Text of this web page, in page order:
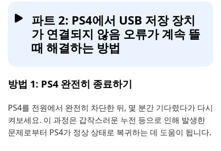
파트 2: PS4에서 USB 저장 장치
가 연결되지 않음 오류가 계속 뜰
때 해결하는 방법
방법 1: PS4 완전히 종료하기
PS4를 전원에서 완전히 차단한 뒤, 몇 분간 기다렸다가 다시
켜보세요. 이 과정은 갑작스러운 누전 등으로 인해 발생한
문제로부터 PS4가 정상 상태로 복귀하는 데 도움이 됩니다.